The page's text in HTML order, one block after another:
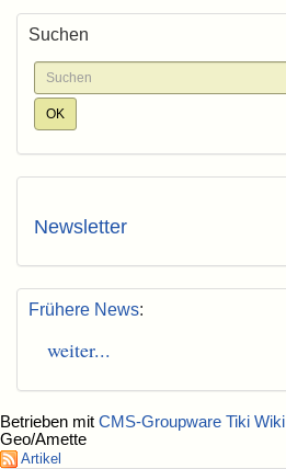
Suchen
Newsletter
Frühere News:
weiter...
Betrieben mit CMS-Groupware Tiki Wiki
Geo/Amette
Artikel